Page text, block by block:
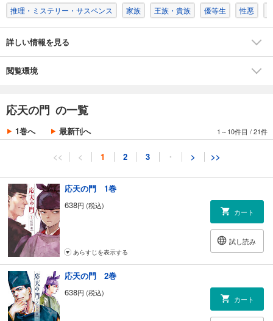
推理・ミステリー・サスペンス 家族 王族・貴族 優等生 性悪
詳しい情報を見る
閲覧環境
応天の門 の一覧
1巻へ 最新刊へ 1～10件目 /21件
<< < 1 2 3 ・ > >>
応天の門 1巻
638円 (税込)
カート
試し読み
あらすじを表示する
応天の門 2巻
638円 (税込)
カート